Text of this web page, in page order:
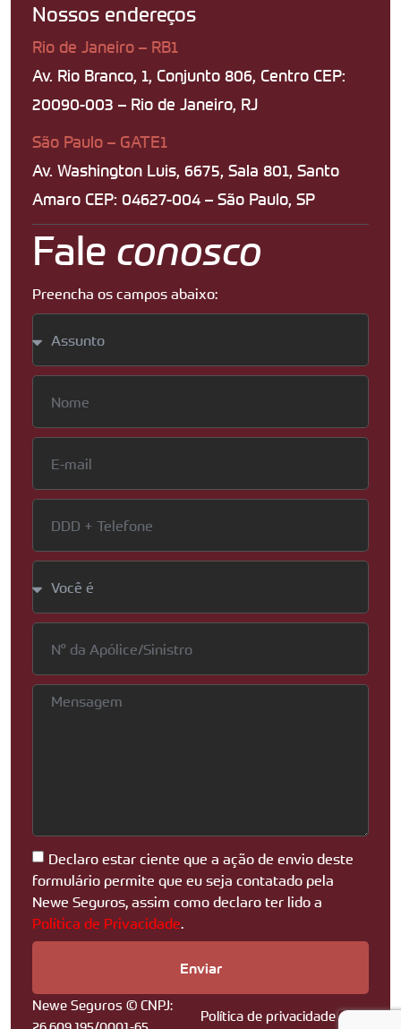
Nossos endereços
Rio de Janeiro – RB1
Av. Rio Branco, 1, Conjunto 806, Centro CEP:
20090-003 – Rio de Janeiro, RJ
São Paulo – GATE1
Av. Washington Luis, 6675, Sala 801, Santo
Amaro CEP: 04627-004 – São Paulo, SP
Fale conosco
Preencha os campos abaixo:
Declaro estar ciente que a ação de envio deste
formulário permite que eu seja contatado pela
Newe Seguros, assim como declaro ter lido a
Política de Privacidade.
Enviar
Newe Seguros © CNPJ:
Política de privacidade